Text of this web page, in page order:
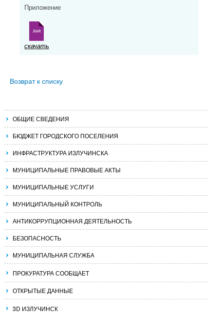
Приложение
скачать
Возврат к списку
ОБЩИЕ СВЕДЕНИЯ
БЮДЖЕТ ГОРОДСКОГО ПОСЕЛЕНИЯ
ИНФРАСТРУКТУРА ИЗЛУЧИНСКА
МУНИЦИПАЛЬНЫЕ ПРАВОВЫЕ АКТЫ
МУНИЦИПАЛЬНЫЕ УСЛУГИ
МУНИЦИПАЛЬНЫЙ КОНТРОЛЬ
АНТИКОРРУПЦИОННАЯ ДЕЯТЕЛЬНОСТЬ
БЕЗОПАСНОСТЬ
МУНИЦИПАЛЬНАЯ СЛУЖБА
ПРОКУРАТУРА СООБЩАЕТ
ОТКРЫТЫЕ ДАННЫЕ
3D ИЗЛУЧИНСК